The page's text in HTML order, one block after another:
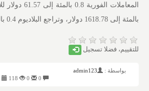
بالمئة إلى 1618.78 دولار، وتراجع البلاديوم 0.4 بالمئة إلى 1264.11 دولار.
للتقييم، فضلا تسجيل
بواسطة :
admin123
118